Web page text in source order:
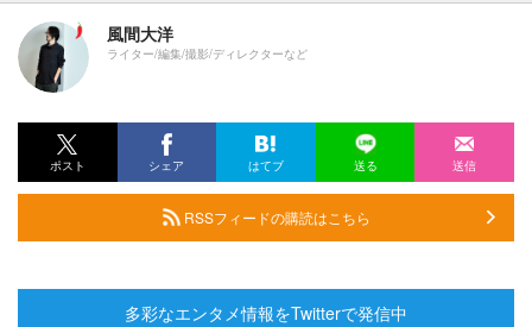
風間大洋
ライター/編集/撮影/ディレクターなど
ポスト シェア はてブ 送る 送信
RSSフィードの購読はこちら
多彩なエンタメ情報をTwitterで発信中